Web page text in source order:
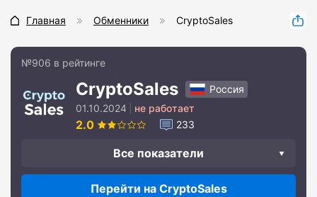
Главная Обменники CryptoSales
№906 в рейтинге
CryptoSales
Россия
01.10.2024
не работает
2.0 233
Все показатели
Перейти на CryptoSales